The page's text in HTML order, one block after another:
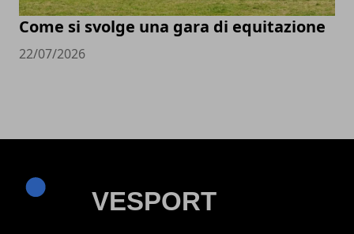
Come si svolge una gara di equitazione
22/07/2026